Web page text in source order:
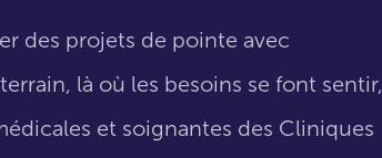
des projets de pointe avec
là où les besoins se font sentir,
et soignantes des Cliniques